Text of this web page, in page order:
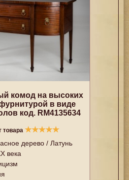
комод на высоких
в виде
код. RM4135634
товара ★★★★★
дерево / Латунь
векa